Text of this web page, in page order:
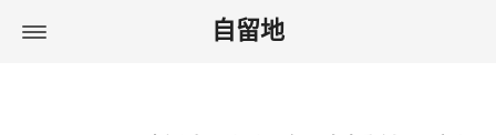
自留地